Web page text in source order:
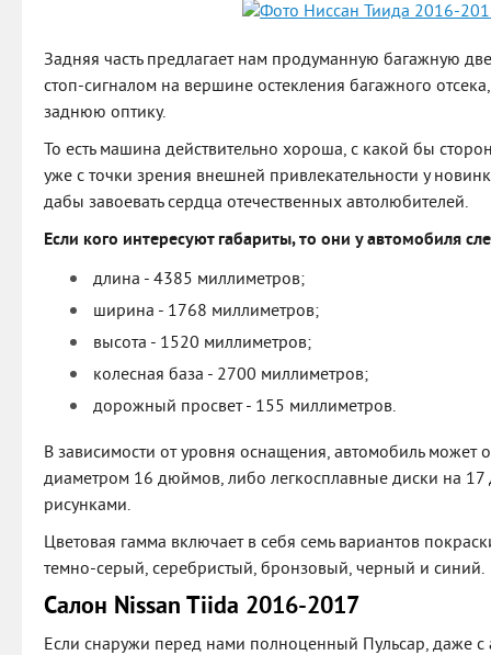
Задняя часть предлагает нам продуманную багажную
стоп-сигналом на вершине остекления багажного
заднюю оптику.
То есть машина действительно хороша, с какой бы
уже с точки зрения внешней привлекательности у
дабы завоевать сердца отечественных автолюбителей.
Если кого интересуют габариты, то они у автомобиля
длина - 4385 миллиметров;
ширина - 1768 миллиметров;
высота - 1520 миллиметров;
колесная база - 2700 миллиметров;
дорожный просвет - 155 миллиметров.
В зависимости от уровня оснащения, автомобиль может
диаметром 16 дюймов, либо легкосплавные диски на
рисунками.
Цветовая гамма включает в себя семь вариантов
темно-серый, серебристый, бронзовый, черный и синий.
Салон Nissan Tiida 2016-2017
Если снаружи перед нами полноценный Пульсар, даже с